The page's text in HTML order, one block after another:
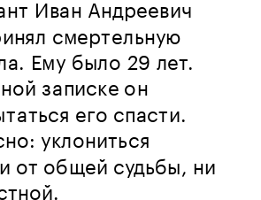
Иван Андреевич
смертельную
Ему было 29 лет.
записке он
его спасти.
уклониться
от общей судьбы, ни